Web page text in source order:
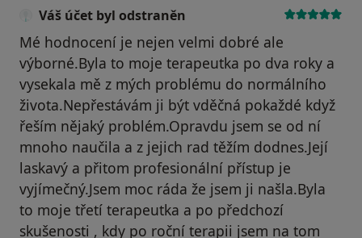
Váš účet byl odstraněn
Mé hodnocení je nejen velmi dobré ale
výborné.Byla to moje terapeutka po dva roky a
vysekala mě z mých problému do normálního
života.Nepřestávám ji být vděčná pokaždé když
řeším nějaký problém.Opravdu jsem se od ní
mnoho naučila a z jejich rad těžím dodnes.Její
laskavý a přitom profesionální přístup je
vyjímečný.Jsem moc ráda že jsem ji našla.Byla
to moje třetí terapeutka a po předchozí
skušenosti , kdy po roční terapii jsem na tom